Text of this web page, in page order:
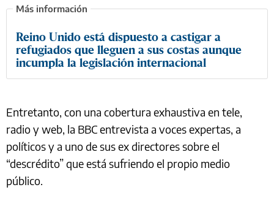
Reino Unido está dispuesto a castigar a
refugiados que lleguen a sus costas aunque
incumpla la legislación internacional
Entretanto, con una cobertura exhaustiva en tele,
radio y web, la BBC entrevista a voces expertas, a
políticos y a uno de sus ex directores sobre el
“descrédito” que está sufriendo el propio medio
público.